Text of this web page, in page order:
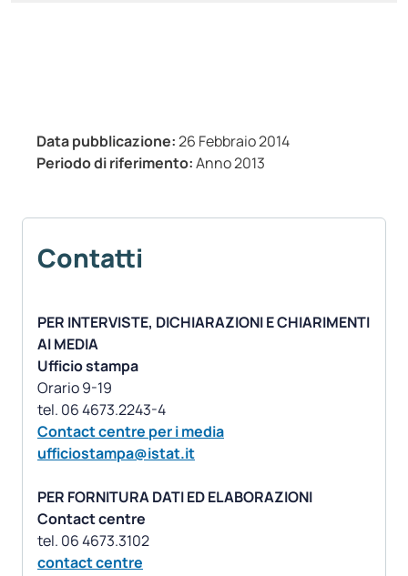
Data pubblicazione:26 Febbraio 2014
Periodo di riferimento:Anno 2013
Contatti
PER INTERVISTE, DICHIARAZIONI E CHIARIMENTI
AI MEDIA
Ufficio stampa
Orario 9-19
Contact centre per i media
ufficiostampa@istat.it
PER FORNITURA DATI ED ELABORAZIONI
Contact centre
contact centre